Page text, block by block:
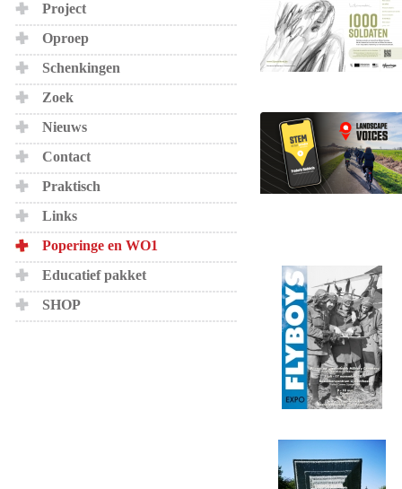
Project
Oproep
Schenkingen
Zoek
Nieuws
Contact
Praktisch
Links
Poperinge en WO1
Educatief pakket
SHOP